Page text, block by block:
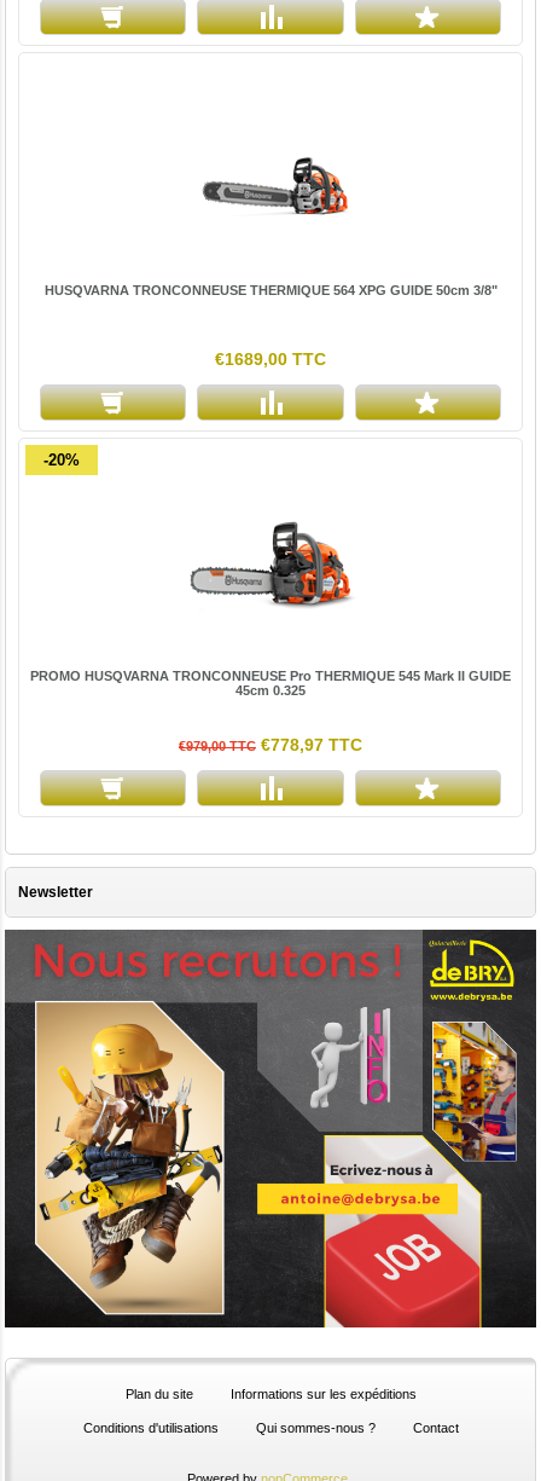
HUSQVARNA TRONCONNEUSE THERMIQUE 564 XPG GUIDE 50cm 3/8"
€1689,00 TTC
-20%
PROMO HUSQVARNA TRONCONNEUSE Pro THERMIQUE 545 Mark II GUIDE
45cm 0.325
€979,00 TTC €778,97 TTC
Newsletter
Plan du site Informations sur les expéditions
Conditions d'utilisations Qui sommes-nous ? Contact